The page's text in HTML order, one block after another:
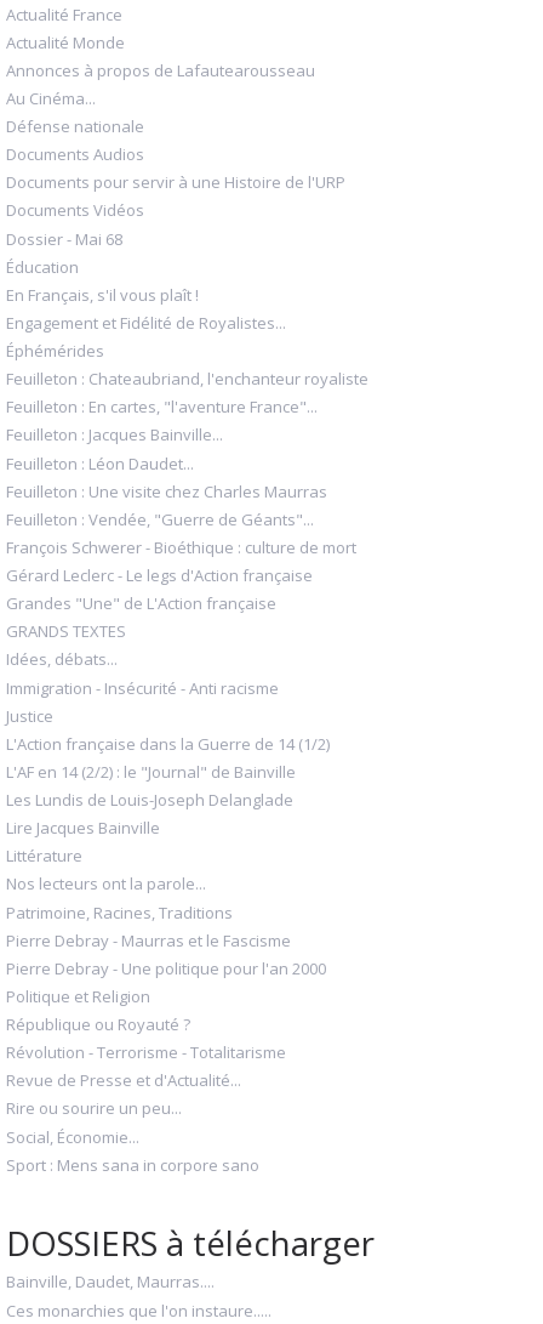
Actualité France
Actualité Monde
Annonces à propos de Lafautearousseau
Au Cinéma...
Défense nationale
Documents Audios
Documents pour servir à une Histoire de l'URP
Documents Vidéos
Dossier - Mai 68
Éducation
En Français, s'il vous plaît !
Engagement et Fidélité de Royalistes...
Éphémérides
Feuilleton : Chateaubriand, l'enchanteur royaliste
Feuilleton : En cartes, "l'aventure France"...
Feuilleton : Jacques Bainville...
Feuilleton : Léon Daudet...
Feuilleton : Une visite chez Charles Maurras
Feuilleton : Vendée, "Guerre de Géants"...
François Schwerer - Bioéthique : culture de mort
Gérard Leclerc - Le legs d'Action française
Grandes "Une" de L'Action française
GRANDS TEXTES
Idées, débats...
Immigration - Insécurité - Anti racisme
Justice
L'Action française dans la Guerre de 14 (1/2)
L'AF en 14 (2/2) : le "Journal" de Bainville
Les Lundis de Louis-Joseph Delanglade
Lire Jacques Bainville
Littérature
Nos lecteurs ont la parole...
Patrimoine, Racines, Traditions
Pierre Debray - Maurras et le Fascisme
Pierre Debray - Une politique pour l'an 2000
Politique et Religion
République ou Royauté ?
Révolution - Terrorisme - Totalitarisme
Revue de Presse et d'Actualité...
Rire ou sourire un peu...
Social, Économie...
Sport : Mens sana in corpore sano
DOSSIERS à télécharger
Bainville, Daudet, Maurras....
Ces monarchies que l'on instaure.....